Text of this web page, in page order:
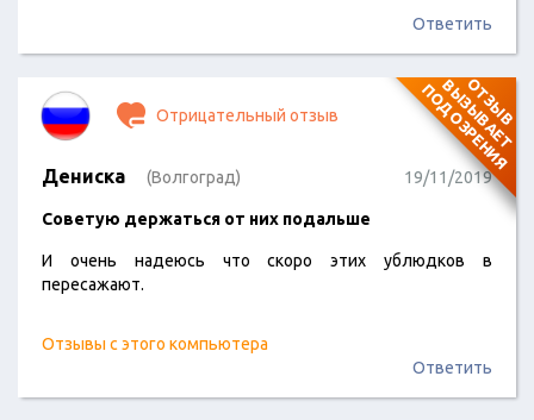
Ответить
О
Т
З
Ы
В
В
Ы
З
Ы
В
А
Е
Т
П
О
Д
О
З
Р
Е
Н
И
Я
Отрицательный отзыв
Дениска (Волгоград) 19/11/2019
Советую держаться от них подальше
И очень надеюсь что скоро этих yблюдкoв в
пересажают.
Отзывы с этого компьютера
Ответить